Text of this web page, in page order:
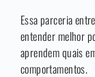
Essa parceria
entender melhor
aprendem quais
comportamentos.